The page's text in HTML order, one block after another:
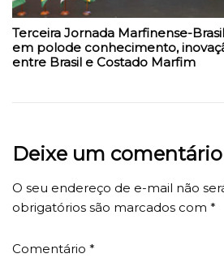
Terceira Jornada Marfinense-
em polode conhecimento,
entre Brasil e Costado Marfim
Deixe um comentário
O seu endereço de e-mail não
obrigatórios são marcados com *
Comentário *